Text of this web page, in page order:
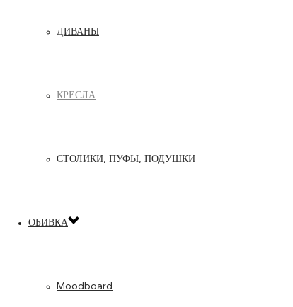
ДИВАНЫ
КРЕСЛА
СТОЛИКИ, ПУФЫ, ПОДУШКИ
ОБИВКА
Moodboard